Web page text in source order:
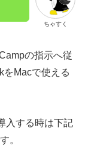
ちゃすく
の指示へ従
をMacで使える
入する時は下記
。